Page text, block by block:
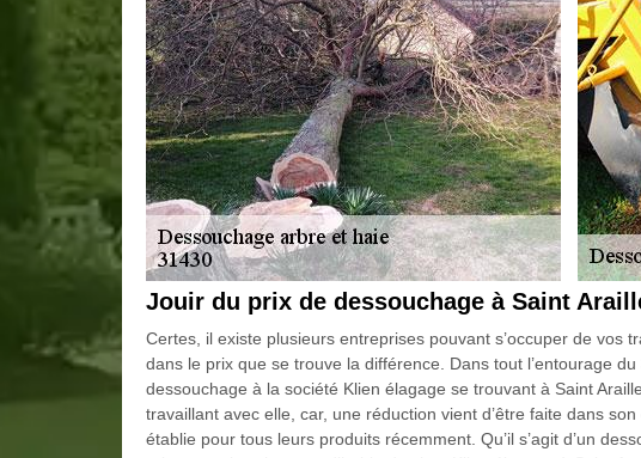
Jouir du prix de dessouchage à Saint
Certes, il existe plusieurs entreprises pouvant s’occuper de vos
dans le prix que se trouve la différence. Dans tout l’entourage
dessouchage à la société Klien élagage se trouvant à Saint
travaillant avec elle, car, une réduction vient d’être faite dans
établie pour tous leurs produits récemment. Qu’il s’agit d’un